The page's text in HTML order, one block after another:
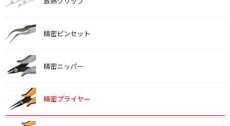
精密ピンセット
精密ニッパー
精密プライヤー